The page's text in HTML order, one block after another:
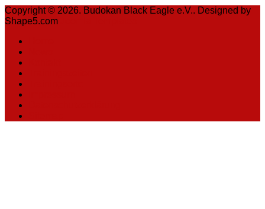
Copyright © 2026. Budokan Black Eagle e.V.. Designed by
Shape5.com